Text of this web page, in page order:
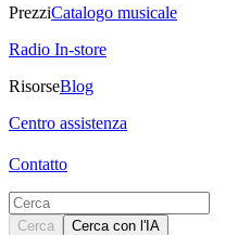
PrezziCatalogo musicale
Radio In-store
RisorseBlog
Centro assistenza
Contatto
Cerca Cerca con l'IA